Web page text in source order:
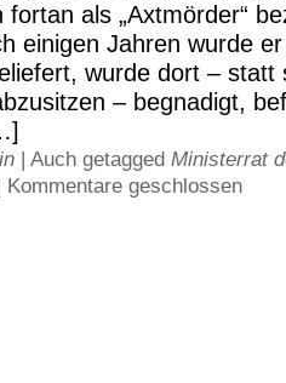
als „Axtmörder“
einigen Jahren wurde
wurde dort – statt
– begnadigt,
| Auch getagged Ministerrat
Kommentare geschlossen